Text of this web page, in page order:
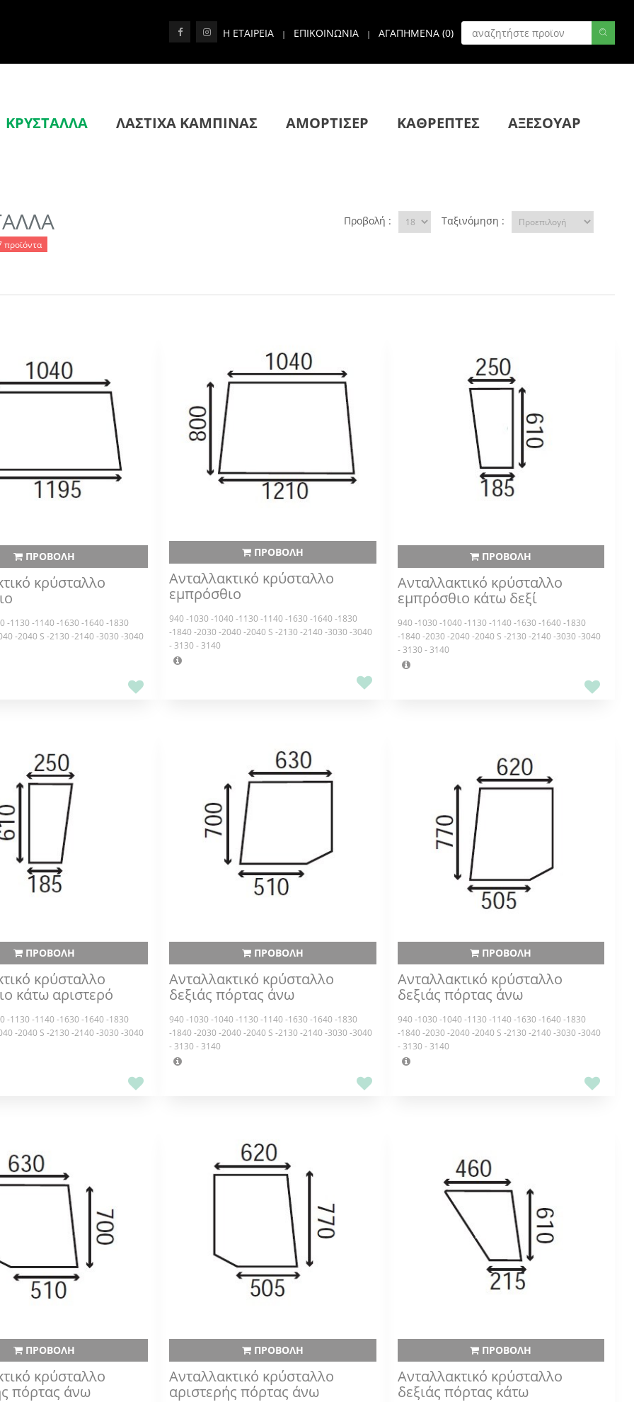
Η ΕΤΑΙΡΕΙΑ | ΕΠΙΚΟΙΝΩΝΙΑ | ΑΓΑΠΗΜΕΝΑ (0)
ΚΡΥΣΤΑΛΛΑ ΛΑΣΤΙΧΑ ΚΑΜΠΙΝΑΣ ΑΜΟΡΤΙΣΕΡ ΚΑΘΡΕΠΤΕΣ ΑΞΕΣΟΥΑΡ
προϊόντα
Ταξινόμηση :
Προβολή :
ΠΡΟΒΟΛΗ
κρύσταλλο
-1130 -1140 -1630 -1640 -1830
-2040 S -2130 -2140 -3030 -3040
ΠΡΟΒΟΛΗ
Ανταλλακτικό κρύσταλλο
εμπρόσθιο
940 -1030 -1040 -1130 -1140 -1630 -1640 -1830
-1840 -2030 -2040 -2040 S -2130 -2140 -3030 -3040
- 3130 - 3140
ΠΡΟΒΟΛΗ
Ανταλλακτικό κρύσταλλο
εμπρόσθιο κάτω δεξί
940 -1030 -1040 -1130 -1140 -1630 -1640 -1830
-1840 -2030 -2040 -2040 S -2130 -2140 -3030 -3040
- 3130 - 3140
ΠΡΟΒΟΛΗ
κρύσταλλο
κάτω αριστερό
-1130 -1140 -1630 -1640 -1830
-2040 S -2130 -2140 -3030 -3040
ΠΡΟΒΟΛΗ
Ανταλλακτικό κρύσταλλο
δεξιάς πόρτας άνω
940 -1030 -1040 -1130 -1140 -1630 -1640 -1830
-1840 -2030 -2040 -2040 S -2130 -2140 -3030 -3040
- 3130 - 3140
ΠΡΟΒΟΛΗ
Ανταλλακτικό κρύσταλλο
δεξιάς πόρτας άνω
940 -1030 -1040 -1130 -1140 -1630 -1640 -1830
-1840 -2030 -2040 -2040 S -2130 -2140 -3030 -3040
- 3130 - 3140
ΠΡΟΒΟΛΗ
κρύσταλλο
πόρτας άνω
ΠΡΟΒΟΛΗ
Ανταλλακτικό κρύσταλλο
αριστερής πόρτας άνω
ΠΡΟΒΟΛΗ
Ανταλλακτικό κρύσταλλο
δεξιάς πόρτας κάτω